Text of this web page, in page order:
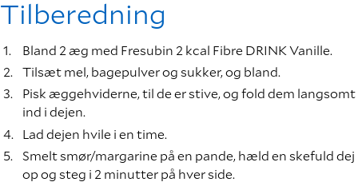
Tilberedning
Bland 2 æg med Fresubin 2 kcal Fibre DRINK Vanille.
Tilsæt mel, bagepulver og sukker, og bland.
Pisk æggehviderne, til de er stive, og fold dem langsomt
ind i dejen.
Lad dejen hvile i en time.
Smelt smør/margarine på en pande, hæld en skefuld dej
op og steg i 2 minutter på hver side.